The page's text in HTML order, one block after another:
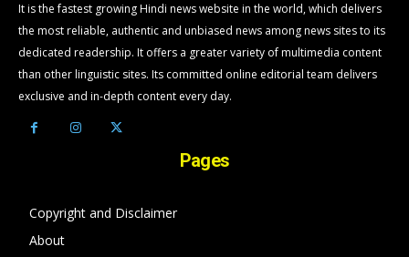
It is the fastest growing Hindi news website in the world, which delivers
the most reliable, authentic and unbiased news among news sites to its
dedicated readership. It offers a greater variety of multimedia content
than other linguistic sites. Its committed online editorial team delivers
exclusive and in-depth content every day.
Pages
Copyright and Disclaimer
About